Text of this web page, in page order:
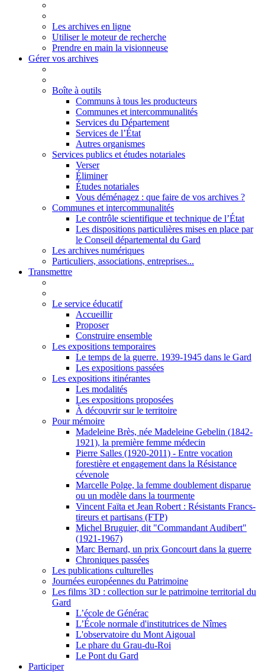
Les archives en ligne
Utiliser le moteur de recherche
Prendre en main la visionneuse
Gérer vos archives
Boîte à outils
Communs à tous les producteurs
Communes et intercommunalités
Services du Département
Services de l’État
Autres organismes
Services publics et études notariales
Verser
Éliminer
Études notariales
Vous déménagez : que faire de vos archives ?
Communes et intercommunalités
Le contrôle scientifique et technique de l’État
Les dispositions particulières mises en place par
le Conseil départemental du Gard
Les archives numériques
Particuliers, associations, entreprises...
Transmettre
Le service éducatif
Accueillir
Proposer
Construire ensemble
Les expositions temporaires
Le temps de la guerre. 1939-1945 dans le Gard
Les expositions passées
Les expositions itinérantes
Les modalités
Les expositions proposées
À découvrir sur le territoire
Pour mémoire
Madeleine Brès, née Madeleine Gebelin (1842-
1921), la première femme médecin
Pierre Salles (1920-2011) - Entre vocation
forestière et engagement dans la Résistance
cévenole
Marcelle Polge, la femme doublement disparue
ou un modèle dans la tourmente
Vincent Faïta et Jean Robert : Résistants Francs-
tireurs et partisans (FTP)
Michel Bruguier, dit "Commandant Audibert"
(1921-1967)
Marc Bernard, un prix Goncourt dans la guerre
Chroniques passées
Les publications culturelles
Journées européennes du Patrimoine
Les films 3D : collection sur le patrimoine territorial du
Gard
L’école de Générac
L’École normale d'institutrices de Nîmes
L'observatoire du Mont Aigoual
Le phare du Grau-du-Roi
Le Pont du Gard
Participer